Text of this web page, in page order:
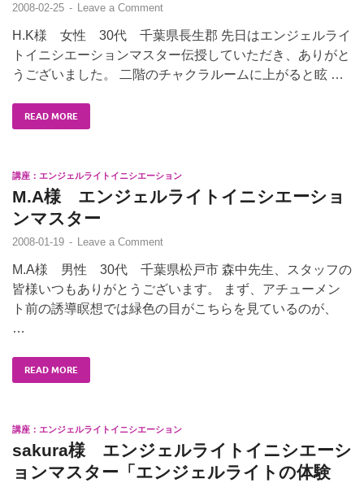
2008-02-25 - Leave a Comment
H.K様 女性 30代 千葉県長生郡 先日はエンジェルライ
トイニシエーションマスター伝授していただき、ありがと
うございました。 二階のチャクラルームに上がると眩 …
READ MORE
講座：エンジェルライトイニシエーション
M.A様 エンジェルライトイニシエーショ
ンマスター
2008-01-19 - Leave a Comment
M.A様 男性 30代 千葉県松戸市 森中先生、スタッフの
皆様いつもありがとうございます。 まず、アチューメン
ト前の誘導瞑想では緑色の目がこちらを見ているのが、
…
READ MORE
講座：エンジェルライトイニシエーション
sakura様 エンジェルライトイニシエーシ
ョンマスター「エンジェルライトの体験